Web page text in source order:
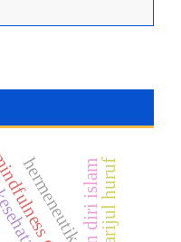
hermeneutika